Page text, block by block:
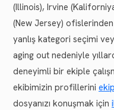
(Illinois), Irvine
(New Jersey)
yanlış kategori seçimi
aging out nedeniyle
deneyimli bir ekiple
ekibimizin profillerini
dosyanızı konuşmak için